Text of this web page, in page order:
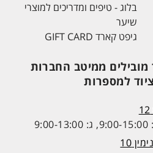
בלוג - טיפים ומדריכים למוצרי
שיער
גיפט קארד GIFT CARD
ממיטב החברות
למספרות
10